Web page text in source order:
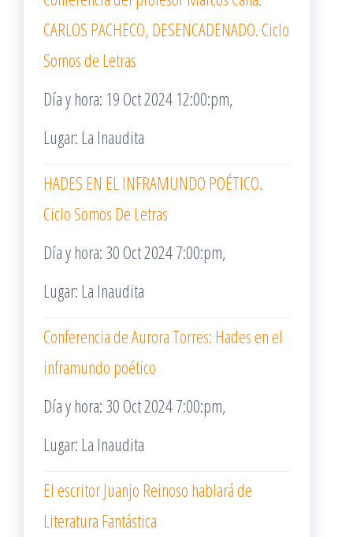
CARLOS PACHECO, DESENCADENADO. Ciclo
Somos de Letras
Día y hora: 19 Oct 2024 12:00:pm,
Lugar: La Inaudita
HADES EN EL INFRAMUNDO POÉTICO.
Ciclo Somos De Letras
Día y hora: 30 Oct 2024 7:00:pm,
Lugar: La Inaudita
Conferencia de Aurora Torres: Hades en el
inframundo poético
Día y hora: 30 Oct 2024 7:00:pm,
Lugar: La Inaudita
El escritor Juanjo Reinoso hablará de
Literatura Fantástica